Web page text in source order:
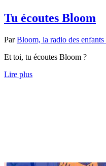
Tu écoutes Bloom
ParBloom, la radio des enfants
Et toi, tu écoutes Bloom ?
Lire plus